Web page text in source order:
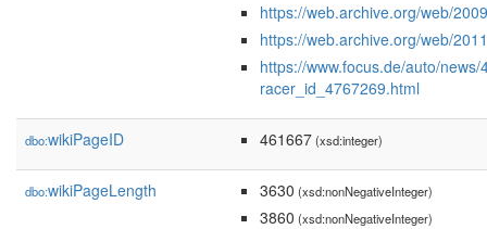
https://web.archive.org/web/
https://web.archive.org/web/
https://www.focus.de/auto/
racer_id_4767269.html
dbo:wikiPageID 461667(xsd:integer)
dbo:wikiPageLength 3630 (xsd:nonNegativeInteger)
3860 (xsd:nonNegativeInteger)